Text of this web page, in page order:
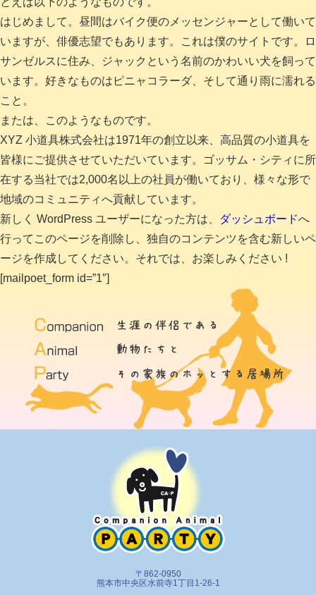
はじめまして。昼間はバイク便のメッセンジャーとして働いて
いますが、俳優志望でもあります。これは僕のサイトです。ロ
サンゼルスに住み、ジャックという名前のかわいい犬を飼って
います。好きなものはピニャコラーダ、そして通り雨に濡れる
こと。
または、このようなものです。
XYZ 小道具株式会社は1971年の創立以来、高品質の小道具を
皆様にご提供させていただいています。ゴッサム・シティに所
在する当社では2,000名以上の社員が働いており、様々な形で
地域のコミュニティへ貢献しています。
新しく WordPress ユーザーになった方は、
ダッシュボードへ
行ってこのページを削除し、独自のコンテンツを含む新しいペ
ージを作成してください。それでは、お楽しみください !
[mailpoet_form id=”1″]
〒862-0950
熊本市中央区水前寺1丁目1-26-1